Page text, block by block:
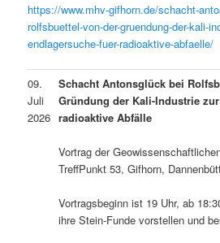
https://www.mhv-gifhorn.de/schacht-
rolfsbuettel-von-der-gruendung-der-kali-
endlagersuche-fuer-radioaktive-abfaelle/
09.
Juli
2026
Schacht Antonsglück bei
Gründung der Kali-Industrie
radioaktive Abfälle
Vortrag der
TreffPunkt 53, Gifhorn,
Vortragsbeginn ist 19 Uhr, ab
ihre Stein-Funde vorstellen und